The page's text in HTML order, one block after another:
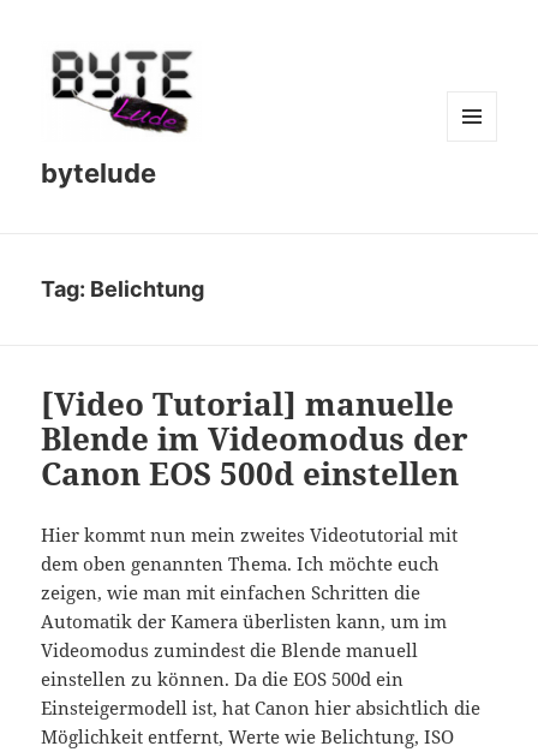
bytelude
Tag: Belichtung
[Video Tutorial] manuelle
Blende im Videomodus der
Canon EOS 500d einstellen
Hier kommt nun mein zweites Videotutorial mit
dem oben genannten Thema. Ich möchte euch
zeigen, wie man mit einfachen Schritten die
Automatik der Kamera überlisten kann, um im
Videomodus zumindest die Blende manuell
einstellen zu können. Da die EOS 500d ein
Einsteigermodell ist, hat Canon hier absichtlich die
Möglichkeit entfernt, Werte wie Belichtung, ISO